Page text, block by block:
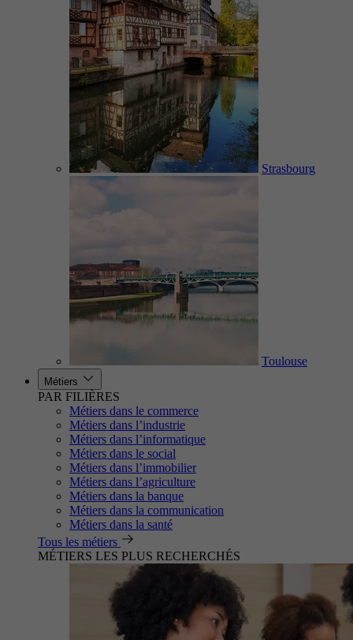
Strasbourg
Toulouse
Métiers
PAR FILIÈRES
Métiers dans le commerce
Métiers dans l’industrie
Métiers dans l’informatique
Métiers dans le social
Métiers dans l’immobilier
Métiers dans l’agriculture
Métiers dans la banque
Métiers dans la communication
Métiers dans la santé
Tous les métiers
MÉTIERS LES PLUS RECHERCHÉS